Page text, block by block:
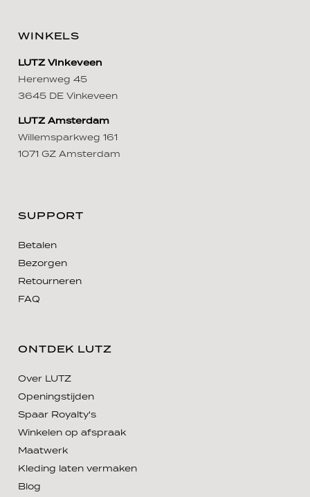
WINKELS
LUTZ Vinkeveen
Herenweg 45
3645 DE Vinkeveen
LUTZ Amsterdam
Willemsparkweg 161
1071 GZ Amsterdam
SUPPORT
Betalen
Bezorgen
Retourneren
FAQ
ONTDEK LUTZ
Over LUTZ
Openingstijden
Spaar Royalty's
Winkelen op afspraak
Maatwerk
Kleding laten vermaken
Blog